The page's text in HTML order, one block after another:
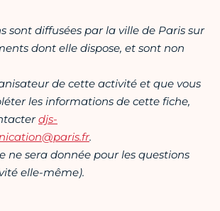
sont diffusées par la ville de Paris sur
dont elle dispose, et sont non
de cette activité et que vous
les informations de cette fiche,
djs-
.
ne sera donnée pour les questions
elle-même).